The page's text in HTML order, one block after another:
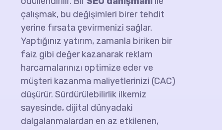
çalışmak, bu değişimleri birer tehdit
yerine fırsata çevirmenizi sağlar.
Yaptığınız yatırım, zamanla biriken bir
faiz gibi değer kazanarak reklam
harcamalarınızı optimize eder ve
müşteri kazanma maliyetlerinizi (CAC)
düşürür. Sürdürülebilirlik ilkemiz
sayesinde, dijital dünyadaki
dalgalanmalardan en az etkilenen,